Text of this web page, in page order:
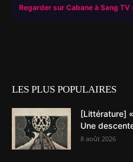
Regarder sur Cabane à Sang TV
LES PLUS POPULAIRES
[Littérature]
Une
8 août 2026